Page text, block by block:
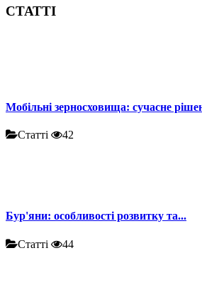
СТАТТІ
Мобільні зерносховища: сучасне
Статті 42
Бур'яни: особливості розвитку та...
Статті 44